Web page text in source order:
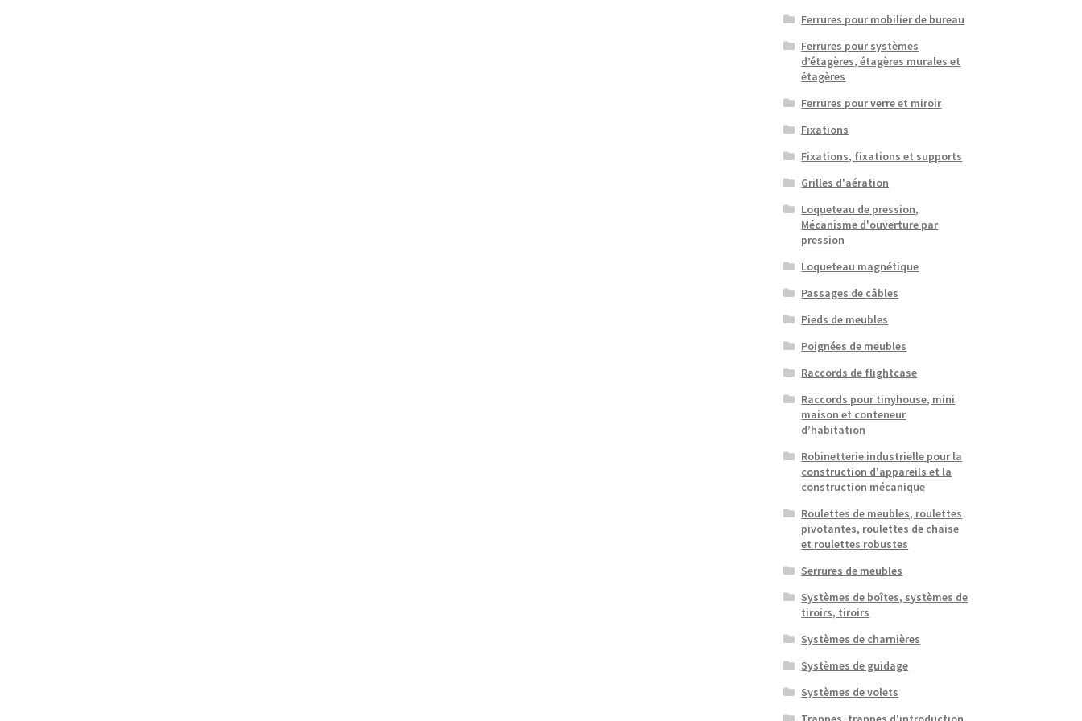
Ferrures pour mobilier de bureau
Ferrures pour systèmes
d’étagères, étagères murales et
étagères
Ferrures pour verre et miroir
Fixations
Fixations, fixations et supports
Grilles d'aération
Loqueteau de pression,
Mécanisme d'ouverture par
pression
Loqueteau magnétique
Passages de câbles
Pieds de meubles
Poignées de meubles
Raccords de flightcase
Raccords pour tinyhouse, mini
maison et conteneur
d’habitation
Robinetterie industrielle pour la
construction d'appareils et la
construction mécanique
Roulettes de meubles, roulettes
pivotantes, roulettes de chaise
et roulettes robustes
Serrures de meubles
Systèmes de boîtes, systèmes de
tiroirs, tiroirs
Systèmes de charnières
Systèmes de guidage
Systèmes de volets